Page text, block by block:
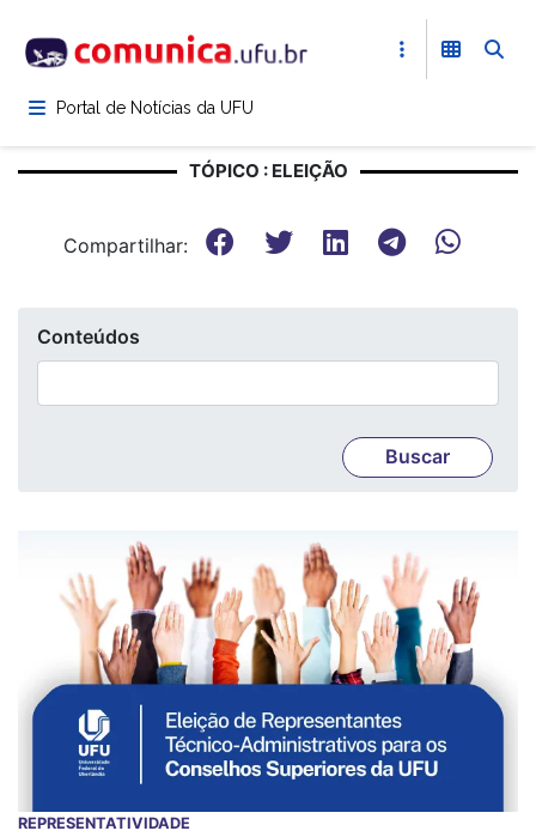
para
conteúdoPortal de Notícias da UFU
TÓPICO : ELEIÇÃO
Compartilhar:
Conteúdos
REPRESENTATIVIDADE